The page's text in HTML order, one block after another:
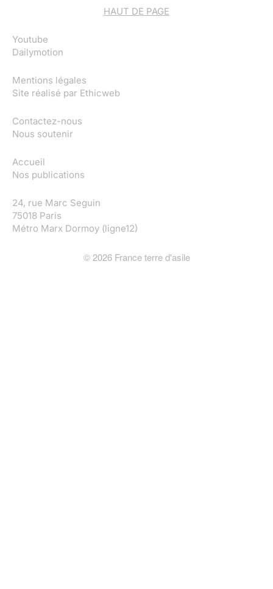
HAUT DE PAGE
Youtube
Dailymotion
Mentions légales
Site réalisé par Ethicweb
Contactez-nous
Nous soutenir
Accueil
Nos publications
24, rue Marc Seguin
75018 Paris
Métro Marx Dormoy (ligne12)
© 2026France terre d'asile